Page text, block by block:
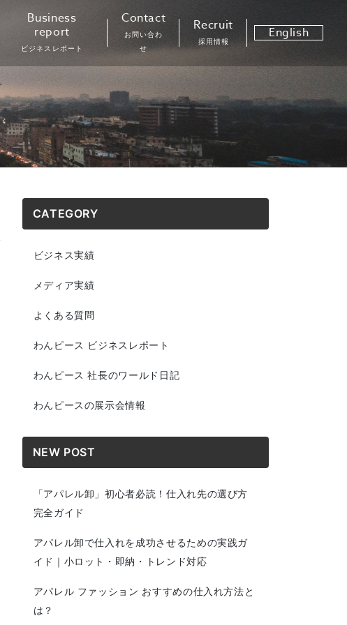
Business
report
ビジネスレポート
Contact
お問い合わ
せ
Recruit
採用情報 English
CATEGORY
ビジネス実績
メディア実績
よくある質問
わんピース ビジネスレポート
わんピース 社長のワールド日記
わんピースの展示会情報
NEW POST
「アパレル卸」初心者必読！仕入れ先の選び方
完全ガイド
アパレル卸で仕入れを成功させるための実践ガ
イド｜小ロット・即納・トレンド対応
アパレル ファッション おすすめの仕入れ方法と
は？